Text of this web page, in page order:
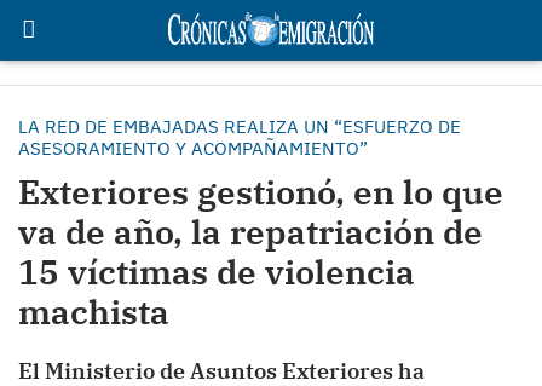
LA RED DE EMBAJADAS REALIZA UN “ESFUERZO DE
ASESORAMIENTO Y ACOMPAÑAMIENTO”
Exteriores gestionó, en lo que
va de año, la repatriación de
15 víctimas de violencia
machista
El Ministerio de Asuntos Exteriores ha